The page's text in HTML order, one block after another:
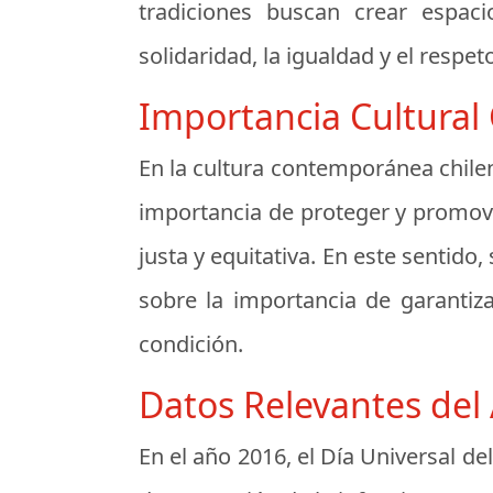
tradiciones buscan crear
solidaridad, la igualdad y el
Importancia Cultural
En la cultura contemporánea
importancia de proteger y
justa y equitativa. En este
sobre la importancia de
condición.
Datos Relevantes del
En el año 2016, el Día Universal